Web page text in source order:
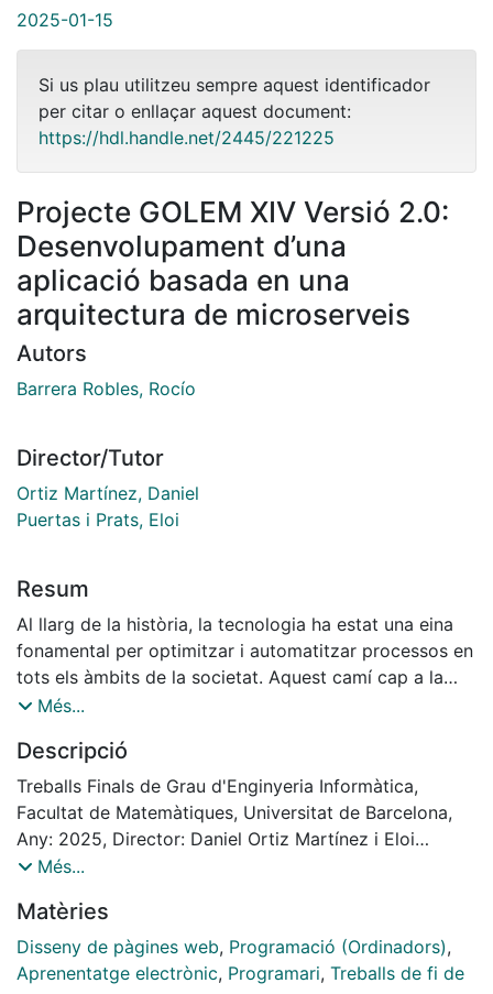
2025-01-15
Si us plau utilitzeu sempre aquest identificador
per citar o enllaçar aquest document:
https://hdl.handle.net/2445/221225
Projecte GOLEM XIV Versió 2.0:
Desenvolupament d’una
aplicació basada en una
arquitectura de microserveis
Autors
Barrera Robles, Rocío
Director/Tutor
Ortiz Martínez, Daniel
Puertas i Prats, Eloi
Resum
Al llarg de la història, la tecnologia ha estat una eina
fonamental per optimitzar i automatitzar processos en
tots els àmbits de la societat. Aquest camí cap a la
millora de l'eficiència ha arribat també a l'àmbit
pràctiques de programació, tradicionalment realitzada
de manera manual, s'ha vist beneficiada per l'ús de
noves eines tecnològiques. Aquest Treball de Fi de
Grau (TFG) es focalitza en el desenvolupament d'una
solució integral que automatitza el procés de
la creació d’una aplicació web que facilita tant la
gestió de les pràctiques com la seva correcció.
L'aplicació dissenyada permet als estudiants carregar
Més...
Descripció
Treballs Finals de Grau d'Enginyeria Informàtica,
Facultat de Matemàtiques, Universitat de Barcelona,
Any: 2025, Director: Daniel Ortiz Martínez i Eloi
Puertas i Prats
Més...
Matèries
Disseny de pàgines web, Programació (Ordinadors),
Aprenentatge electrònic, Programari, Treballs de fi de